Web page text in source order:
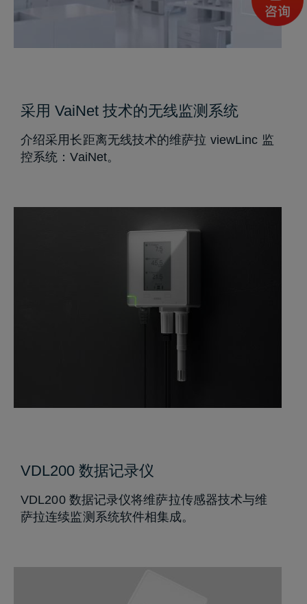
采用 VaiNet 技术的无线监测系统
介绍采用长距离无线技术的维萨拉 viewLinc 监
控系统：VaiNet。
VDL200 数据记录仪
VDL200 数据记录仪将维萨拉传感器技术与维
萨拉连续监测系统软件相集成。